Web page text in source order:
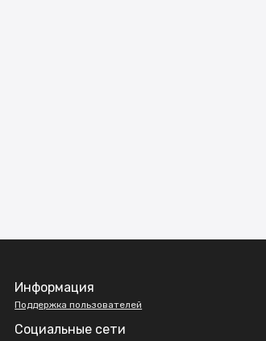
Информация
Поддержка пользователей
Социальные сети